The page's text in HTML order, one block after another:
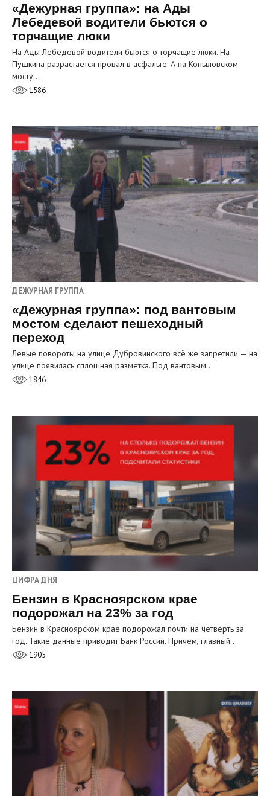
«Дежурная группа»: на Ады
Лебедевой водители бьются о
торчащие люки
На Ады Лебедевой водители бьются о торчащие люки. На
Пушкина разрастается провал в асфальте. А на Копыловском
мосту…
1586
ДЕЖУРНАЯ ГРУППА
«Дежурная группа»: под вантовым
мостом сделают пешеходный
переход
Левые повороты на улице Дубровинского всё же запретили — на
улице появилась сплошная разметка. Под вантовым…
1846
ЦИФРА ДНЯ
Бензин в Красноярском крае
подорожал на 23% за год
Бензин в Красноярском крае подорожал почти на четверть за
год. Такие данные приводит Банк России. Причём, главный…
1905